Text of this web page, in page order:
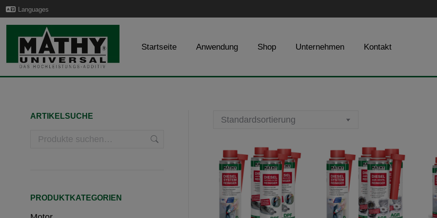
Languages
Startseite Anwendung Shop Unternehmen Kontakt
ARTIKELSUCHE
PRODUKTKATEGORIEN